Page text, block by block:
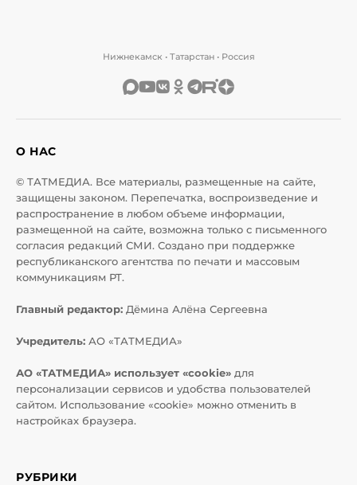
Нижнекамск • Татарстан • Россия
О НАС
© ТАТМЕДИА. Все материалы, размещенные на сайте,
защищены законом. Перепечатка, воспроизведение и
распространение в любом объеме информации,
размещенной на сайте, возможна только с письменного
согласия редакций СМИ. Создано при поддержке
республиканского агентства по печати и массовым
коммуникациям РТ.
Главный редактор: Дёмина Алёна Сергеевна
Учредитель: АО «ТАТМЕДИА»
АО «ТАТМЕДИА» использует «cookie» для
персонализации сервисов и удобства пользователей
сайтом. Использование «cookie» можно отменить в
настройках браузера.
РУБРИКИ